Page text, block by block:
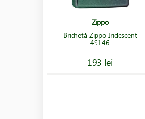
Zippo
Brichetă Zippo Iridescent
49146
193 lei